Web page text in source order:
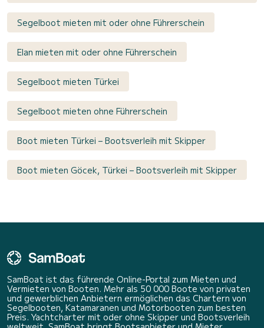
Segelboot mieten mit oder ohne Führerschein
Elan mieten mit oder ohne Führerschein
Segelboot mieten Türkei
Segelboot mieten ohne Führerschein
Boot mieten Türkei – Bootsverleih mit Skipper
Boot mieten Göcek, Türkei – Bootsverleih mit Skipper
SamBoat ist das führende Online-Portal zum Mieten und
Vermieten von Booten. Mehr als 50 000 Boote von privaten
und gewerblichen Anbietern ermöglichen das Chartern von
Segelbooten, Katamaranen und Motorbooten zum besten
Preis. Yachtcharter mit oder ohne Skipper und Bootsverleih